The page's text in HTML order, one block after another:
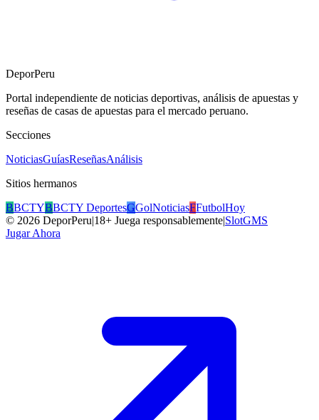
DeporPeru
Portal independiente de noticias deportivas, análisis de apuestas y
reseñas de casas de apuestas para el mercado peruano.
Secciones
NoticiasGuíasReseñasAnálisis
Sitios hermanos
BBCTYBBCTY DeportesGGolNoticiasFFutbolHoy
© 2026 DeporPeru|18+ Juega responsablemente|SlotGMS
Jugar Ahora